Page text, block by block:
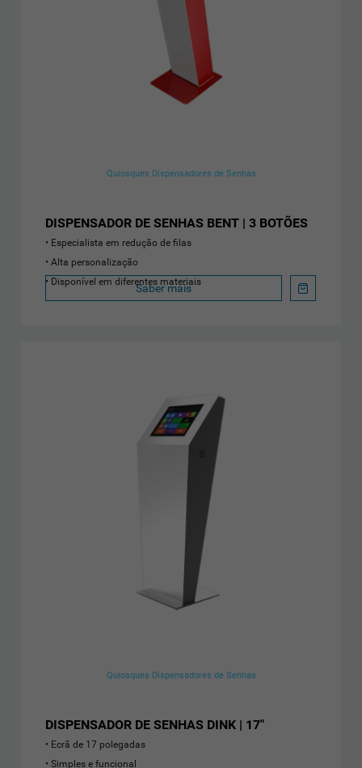
Quiosques Dispensadores de Senhas
DISPENSADOR DE SENHAS BENT | 3 BOTÕES
Especialista em redução de filas
Alta personalização
Disponível em diferentes materiais
Saber mais
Quiosques Dispensadores de Senhas
DISPENSADOR DE SENHAS DINK | 17"
Ecrã de 17 polegadas
• Simples e funcional